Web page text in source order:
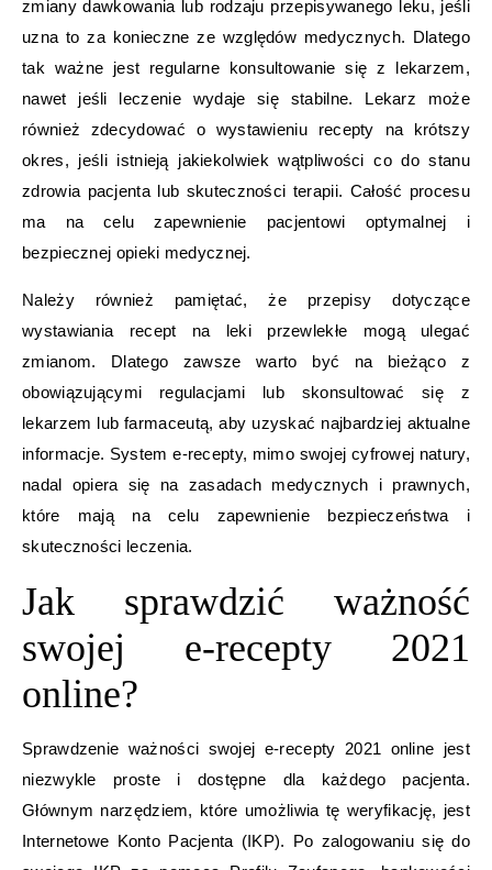
zmiany dawkowania lub rodzaju przepisywanego leku, jeśli
uzna to za konieczne ze względów medycznych. Dlatego
tak ważne jest regularne konsultowanie się z lekarzem,
nawet jeśli leczenie wydaje się stabilne. Lekarz może
również zdecydować o wystawieniu recepty na krótszy
okres, jeśli istnieją jakiekolwiek wątpliwości co do stanu
zdrowia pacjenta lub skuteczności terapii. Całość procesu
ma na celu zapewnienie pacjentowi optymalnej i
bezpiecznej opieki medycznej.
Należy również pamiętać, że przepisy dotyczące
wystawiania recept na leki przewlekłe mogą ulegać
zmianom. Dlatego zawsze warto być na bieżąco z
obowiązującymi regulacjami lub skonsultować się z
lekarzem lub farmaceutą, aby uzyskać najbardziej aktualne
informacje. System e-recepty, mimo swojej cyfrowej natury,
nadal opiera się na zasadach medycznych i prawnych,
które mają na celu zapewnienie bezpieczeństwa i
skuteczności leczenia.
Jak sprawdzić ważność
swojej e-recepty 2021
online?
Sprawdzenie ważności swojej e-recepty 2021 online jest
niezwykle proste i dostępne dla każdego pacjenta.
Głównym narzędziem, które umożliwia tę weryfikację, jest
Internetowe Konto Pacjenta (IKP). Po zalogowaniu się do